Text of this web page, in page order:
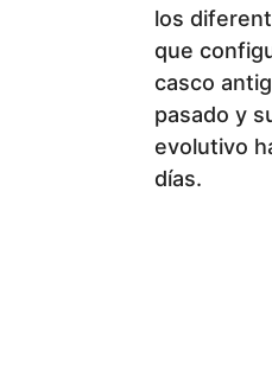
los
que
casco
pasado y
evolutivo
días.